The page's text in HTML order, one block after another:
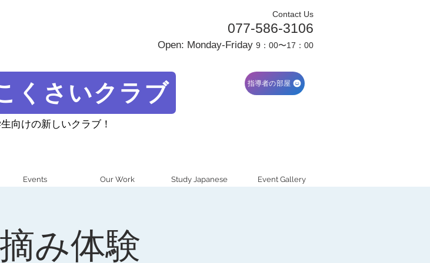
Contact Us
077-586-3106
Open: Monday-Friday 9：00〜17：00
くさいクラブ
向けの新しいクラブ！
指導者の部屋
Events Our Work Study Japanese Event Gallery
み体験